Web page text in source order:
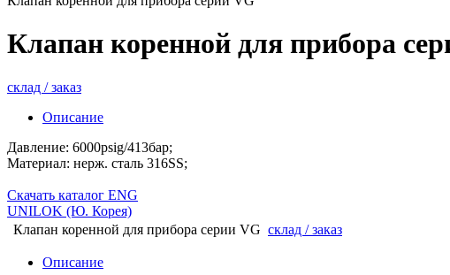
Клапан коренной для прибора
склад / заказ
Описание
Давление: 6000psig/413бар;
Материал: нерж. сталь 316SS;
Скачать каталог ENG
UNILOK (Ю. Корея)
Клапан коренной для прибора серии VG склад / заказ
Описание